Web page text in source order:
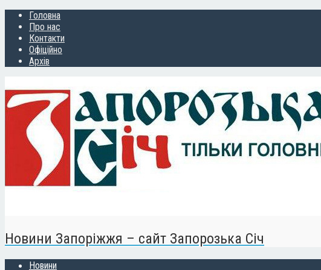
Головна
Про нас
Контакти
Офіційно
Архів
Новини Запоріжжя – сайт Запорозька Січ
Новини